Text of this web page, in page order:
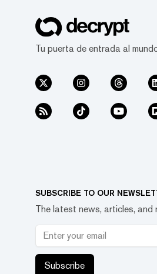
Tu puerta de entrada al
SUBSCRIBE TO OUR
The latest news, articles, and
Subscribe